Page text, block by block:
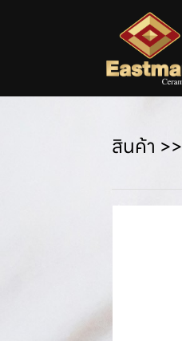
สินค้า >>